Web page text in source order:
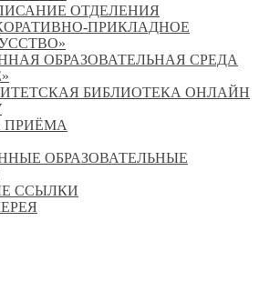
ОТДЕЛЕНИЯ
ПРИКЛАДНОЕ
ОБРАЗОВАТЕЛЬНАЯ СРЕДА
БИБЛИОТЕКА ОНЛАЙН
ПРИЁМА
ОБРАЗОВАТЕЛЬНЫЕ
ССЫЛКИ